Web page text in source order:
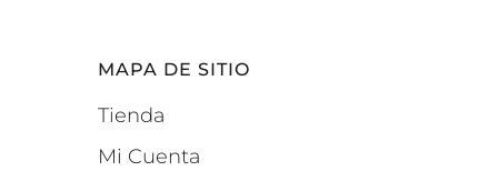
MAPA DE SITIO
Tienda
Mi Cuenta